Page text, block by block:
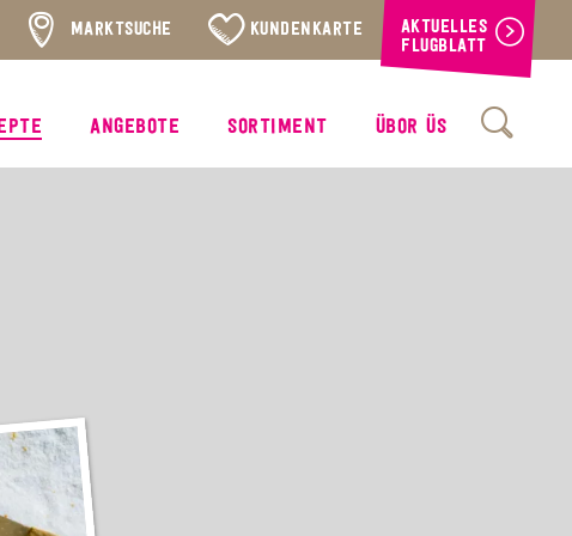
MARKTSUCHE KUNDENKARTE
AKTUELLES
FLUGBLATT
ANGEBOTE SORTIMENT ÜBOR ÜS